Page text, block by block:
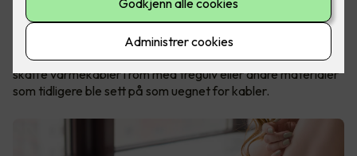
Nexans MILLICABLE™ og MILLICLICK™ er et moderne
gulvvarme-system som kan installeres direkte under
parkett- eller laminatgulv. Dette gjør det endelig enkelt å
skaffe varmekabler i rom med tregulv eller andre materialer
som tidligere ble sett på som uegnet for kabler.